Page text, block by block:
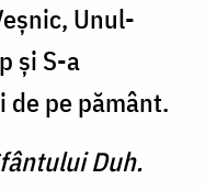
Unul-
şi S-a
de pe pământ.
Duh.